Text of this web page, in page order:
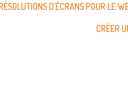
D'ÉCRANS POUR LE
CRÉER